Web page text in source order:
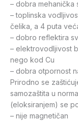
– dobra mehanička
– toplinska
čelika, a 4 puta
– dobro reflektira
– elektrovodljivost
nego kod Cu
– dobra otpornost
Prirodno se
samozaštita u
(eloksiranjem) se
– nije magnetičan